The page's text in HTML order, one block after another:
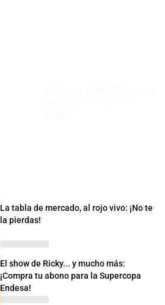
La tabla de mercado, al rojo vivo: ¡No te
la pierdas!
El show de Ricky... y mucho más:
¡Compra tu abono para la Supercopa
Endesa!